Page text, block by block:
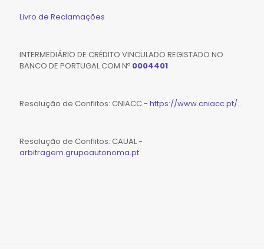
Livro de Reclamações
INTERMEDIÁRIO DE CRÉDITO VINCULADO REGISTADO NO
BANCO DE PORTUGAL COM Nº 0004401
Resolução de Conflitos: CNIACC - https://www.cniacc.pt/...
Resolução de Conflitos: CAUAL -
arbitragem.grupoautonoma.pt